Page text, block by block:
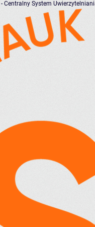
- Centralny System